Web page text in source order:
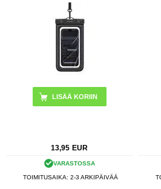
13,95 EUR
VARASTOSSA
TOIMITUSAIKA: 2-3 ARKIPÄIVÄÄ